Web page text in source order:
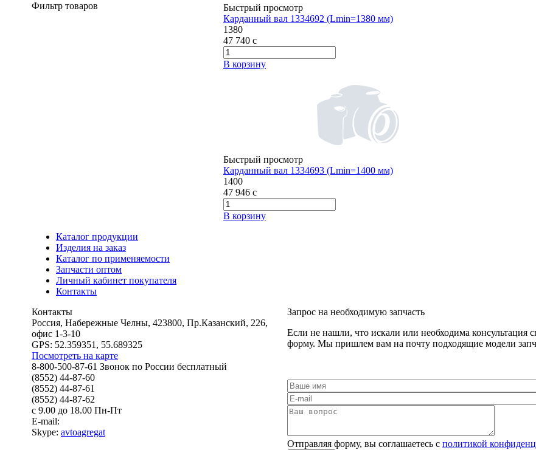
Фильтр товаров
Быстрый просмотр
Карданный вал 1334692 (Lmin=1380 мм)
1380
47 740 c
В корзину
Быстрый просмотр
Карданный вал 1334693 (Lmin=1400 мм)
1400
47 946 c
В корзину
Каталог продукции
Изделия на заказ
Каталог по применяемости
Запчасти оптом
Личный кабинет покупателя
Контакты
Контакты
Россия, Набережные Челны, 423800, Пр.Казанский, 226,
офис 1-3-10
GPS: 52.359351, 55.689325
Посмотреть на карте
8-800-500-87-61 Звонок по России бесплатный
(8552) 44-87-60
(8552) 44-87-61
(8552) 44-87-62
с 9.00 до 18.00 Пн-Пт
E-mail:
Skype: avtoagregat
Запрос на необходимую запчасть
Если не нашли, что искали или необходима консультация
форму. Мы пришлем вам на почту подходящие модели
Отправляя форму, вы соглашаетесь с политикой